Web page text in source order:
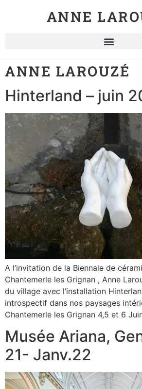
ANNE
ANNE LAROUZÉ
Hinterland – juin
A l’invitation de la Biennale de
Chantemerle les Grignan , Anne
du village avec l’installation
introspectif dans nos paysages
Chantemerle les Grignan 4,5 et 6
Musée Ariana,
21- Janv.22